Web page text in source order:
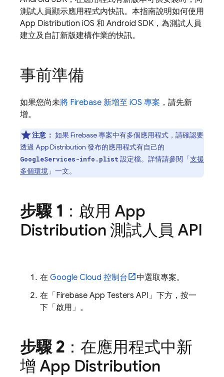
測試人員顯示應用程式內快訊。本指南說明如何使用
App Distribution iOS 和 Android SDK，為測試人員
建立及自訂新版建構作業的快訊。
事前準備
如果您尚未將 Firebase 新增至 iOS 專案 ，請先新
增。
注意： 如果 Firebase 專案中有多個應用程式，請確認要
透過 App Distribution 發布的應用程式有自己的
GoogleServices-info.plist 設定檔。詳情請參閱「支援
多個環境 」一文。
步驟 1 ：啟用 App
Distribution 測試人員 API
在 Google Cloud 控制台
中選取專案。
在「Firebase App Testers API」 下方，按一
下「啟用」 。
步驟 2 ：在應用程式中新
增 App Distribution